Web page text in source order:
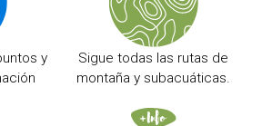
y
Sigue todas las rutas de
montaña y subacuáticas.